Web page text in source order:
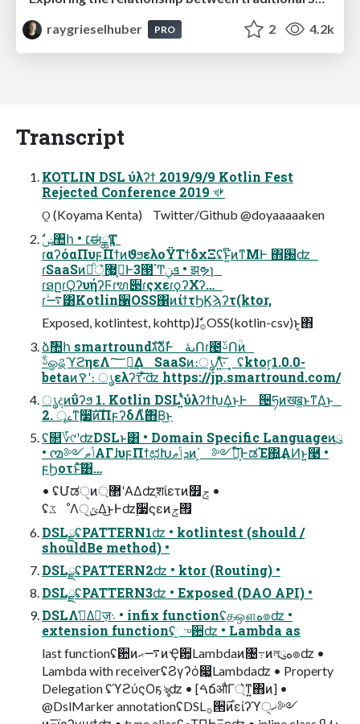
raygrieselhuber
PRO 2 4.2k
Transcript
KOTLIN DSL ύλʔϯ 2019/9/9 Kotlin Fest
Rejected Conference 2019 খࢁ
݈ଠ (Koyama Kenta) Twitter/Github @doyaaaaaken
ɾαʔόαΠυϝΠϯͷϑϧελοΫΤϯδχΞʢͱ͍͏໊ͷͳΜͰ ΋԰ʣ
ɾSaaSͷ্ཱͪ͛ظ͕޷͖Ͱ3౓΄Ͳܦݧ • झຯɿ
ɾອըɾϘʔυήʔϜɾຑ੃ɾςχεɾϙʔΧʔ…
ɾ࠷ۙ͸Kotlin੡OSS΁ͷίϯτϦϏϡʔτ(ktor,
Exposed, kotlintest, kohttp)ɺࣗ࡞OSS(kotlin-csv)ͱ͔΋
ձࣾ঺հ smartroundגࣜձࣾͰ ىۀՈɾ౤ࢿՈؒͷ
ࢿۚௐୡϓϩηεΛ؅ཧ͢Δ SaaSͷ։ൃΛ͍ͯ͠·͢ ʢktor͕1.0.0-
betaͷࠒʹ։ ൃελʔτ͠·ͨ͠ʣ https://jp.smartround.com/
ൃදͷΰʔϧ 1. Kotlin DSLʹ͍ͭͯύλʔϯԽ͢Δ͜ͱͰ ੔ཧͷखॿ͚ͱͳΔ͜ͱ
2. ৄࡉͳ࣮૷ํࣜͷΠϝʔδΛ࣋ͬͯ΋Β͏͜ͱ
ʢ௒؆୯ʹʣDSLͱ͸ • Domain Specific Languageͷུ
• ൚༻ݴޠΑΓɺυϝΠϯಛԽܕݴޠͷ΄͏͕ ༻్͕໌֬ͰಡΈ΍͍͢ΑͶͱ͍͏࿩ •
ϝϦοτͱͯ͠͸…
• ʢՄಡੑͷ޲্ʹΑΔʣֶशίετͷ௿ݮ •
ʢػೳΛ੍ݶ͢Δ͜ͱͰʣ࣮૷ϛεͷ࡟ݮ
DSLྫʢPATTERN1ʣ • kotlintest (should /
shouldBe method) •
DSLྫʢPATTERN2ʣ • ktor (Routing) •
DSLྫʢPATTERN3ʣ • Exposed (DAO API) •
DSLΛࢧ͑Δٕज़܈ • infix functionʢதஔه๏ʣ •
extension functionʢ֦ுؔ਺ʣ • Lambda as
last functionʢؔ਺ͷ࠷ޙͷҾ਺͕Lambdaͷ৔߹ͷলུه๏ʣ •
Lambda with receiverʢϨγʔό෇͖Lambdaʣ • Property
Delegation ʢϓϩύςΟҕৡʣ • [ࠓճऔΓ্͛ͳ͍΋ͷ] •
@DslMarker annotationʢDSL࡞੒࣌ͷείʔϓ੍ޚ༻